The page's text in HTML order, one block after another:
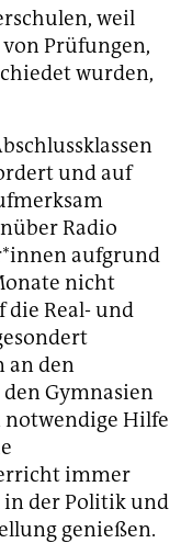
weil
Prüfungen,
wurden,
und auf
Radio
aufgrund
nicht
Real- und
an den
Gymnasien
notwendige Hilfe
immer
der Politik und
genießen.